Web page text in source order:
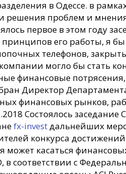
в Одессе. в
решения проблем и
первое в этом году
его работы, я
телефонов,
могло бы стать
финансовые
Директор
финансовых рынков,
Состоялось
fx-investдальнейших
конкурса
касаться
соответствии с